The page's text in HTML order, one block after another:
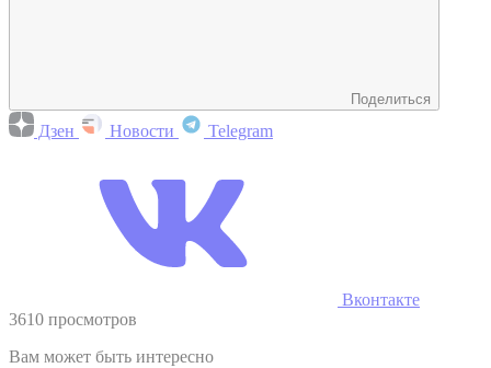
Поделиться
Дзен Новости Telegram
Вконтакте
3610 просмотров
Вам может быть интересно